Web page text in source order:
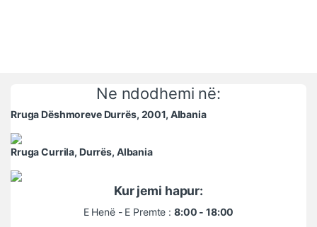
Ne ndodhemi në:
Rruga Dëshmoreve Durrës, 2001, Albania
Rruga Currila, Durrës, Albania
Kur jemi hapur:
E Henë - E Premte : 8:00 - 18:00